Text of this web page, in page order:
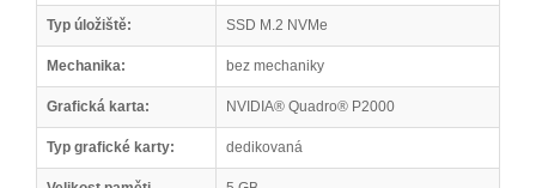
Typ úložiště: SSD M.2 NVMe
Mechanika: bez mechaniky
Grafická karta: NVIDIA® Quadro® P2000
Typ grafické karty: dedikovaná